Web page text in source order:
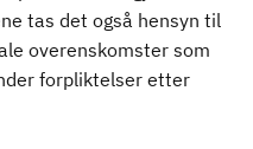
tas det også hensyn til
overenskomster som
forpliktelser etter